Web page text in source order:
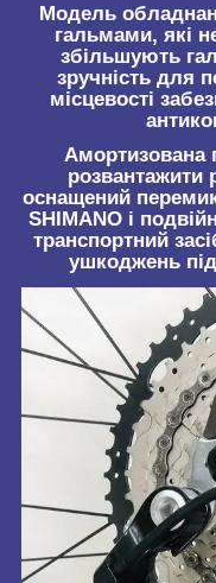
Модель
гальмами, які
збільшують
зручність для
місцевості
Амортизована
розвантажити
оснащений
SHIMANO і
транспортний
ушкоджень під